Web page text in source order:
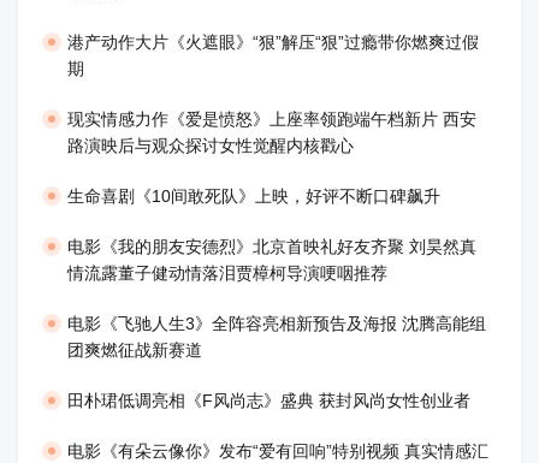
港产动作大片《火遮眼》“狠”解压“狠”过瘾带你燃爽过假
期
现实情感力作《爱是愤怒》上座率领跑端午档新片 西安
路演映后与观众探讨女性觉醒内核戳心
生命喜剧《10间敢死队》上映，好评不断口碑飙升
​电影《我的朋友安德烈》北京首映礼好友齐聚 刘昊然真
情流露董子健动情落泪贾樟柯导演哽咽推荐
电影《飞驰人生3》全阵容亮相新预告及海报 沈腾高能组
团爽燃征战新赛道
田朴珺低调亮相《F风尚志》盛典 获封风尚女性创业者
电影《有朵云像你》发布“爱有回响”特别视频 真实情感汇